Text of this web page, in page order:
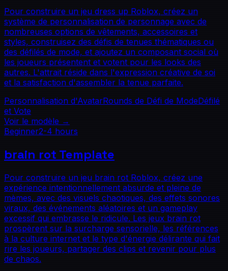
Pour construire un jeu dress up Roblox, créez un
système de personnalisation de personnage avec de
nombreuses options de vêtements, accessoires et
styles, construisez des défis de tenues thématiques ou
des défilés de mode, et ajoutez un composant social où
les joueurs présentent et votent pour les looks des
autres. L'attrait réside dans l'expression créative de soi
et la satisfaction d'assembler la tenue parfaite.
Personnalisation d'AvatarRounds de Défi de ModeDéfilé
et Vote
Voir le modèle →
Beginner2-4 hours
brain rot Template
Pour construire un jeu brain rot Roblox, créez une
expérience intentionnellement absurde et pleine de
mèmes, avec des visuels chaotiques, des effets sonores
viraux, des événements aléatoires et un gameplay
excessif qui embrasse le ridicule. Les jeux brain rot
prospèrent sur la surcharge sensorielle, les références
à la culture internet et le type d'énergie délirante qui fait
rire les joueurs, partager des clips et revenir pour plus
de chaos.